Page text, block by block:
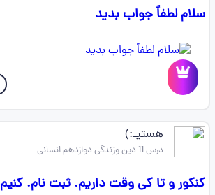
سلام لطفاً جواب بدید
هستیـ:)
درس 11 دین وزندگی دوازدهم انسانی
کنکور و تا کی وقت داریم. ثبت نام. کنیم